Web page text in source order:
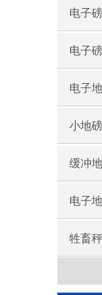
电子磅
电子
电子
小地磅
缓冲
电子
牲畜秤